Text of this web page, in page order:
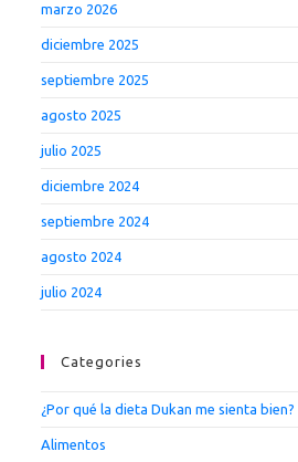
marzo 2026
diciembre 2025
septiembre 2025
agosto 2025
julio 2025
diciembre 2024
septiembre 2024
agosto 2024
julio 2024
Categories
¿Por qué la dieta Dukan me sienta bien?
Alimentos